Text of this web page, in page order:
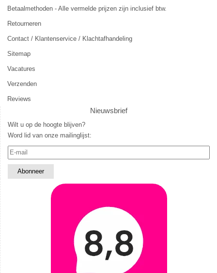
Betaalmethoden - Alle vermelde prijzen zijn inclusief btw.
Retourneren
Contact / Klantenservice / Klachtafhandeling
Sitemap
Vacatures
Verzenden
Reviews
Nieuwsbrief
Wilt u op de hoogte blijven?
Word lid van onze mailinglijst: